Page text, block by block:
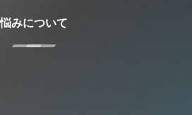
悩みについて